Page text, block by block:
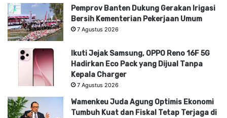
Pemprov Banten Dukung Gerakan Irigasi
Bersih Kementerian Pekerjaan Umum
7 Agustus 2026
Ikuti Jejak Samsung, OPPO Reno 16F 5G
Hadirkan Eco Pack yang Dijual Tanpa
Kepala Charger
7 Agustus 2026
Wamenkeu Juda Agung Optimis Ekonomi
Tumbuh Kuat dan Fiskal Tetap Terjaga di